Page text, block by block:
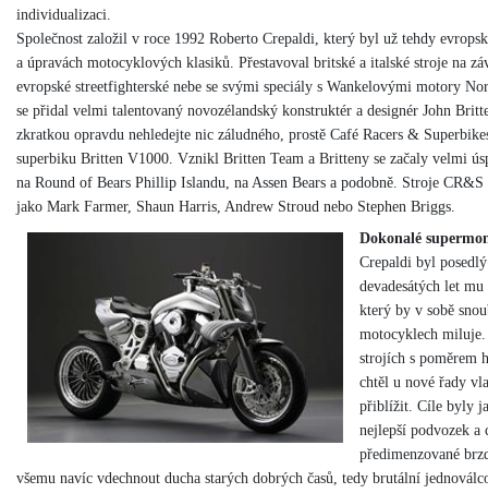
individualizaci.
Společnost založil v roce 1992 Roberto Crepaldi, který byl už tehdy
a úpravách motocyklových klasiků. Přestavoval britské a italské stroje na
evropské streetfighterské nebe se svými speciály s Wankelovými motory
se přidal velmi talentovaný novozélandský konstruktér a designér John
zkratkou opravdu nehledejte nic záludného, prostě Café Racers &
superbiku Britten V1000. Vznikl Britten Team a Britteny se začaly velmi
na Round of Bears Phillip Islandu, na Assen Bears a podobně. Stroje
jako Mark Farmer, Shaun Harris, Andrew Stroud nebo Stephen Briggs.
Dokonalé
Crepaldi byl
devadesátých let
který by v sobě
motocyklech miluje.
strojích s poměrem
chtěl u nové řady
přiblížit. Cíle byly
nejlepší podvozek a
předimenzované
všemu navíc vdechnout ducha starých dobrých časů, tedy brutální